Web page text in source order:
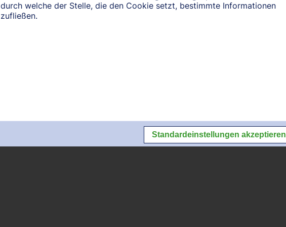
durch welche der Stelle, die den Cookie setzt, bestimmte Informationen
zufließen.
Standardeinstellungen akzeptieren